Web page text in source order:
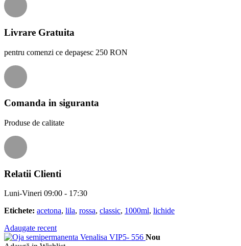
Livrare Gratuita
pentru comenzi ce depaşesc 250 RON
Comanda in siguranta
Produse de calitate
Relatii Clienti
Luni-Vineri 09:00 - 17:30
Etichete: acetona, lila, rossa, classic, 1000ml, lichide
Adaugate recent
Nou